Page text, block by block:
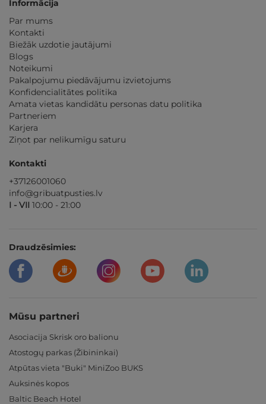
Informācija
Par mums
Kontakti
Biežāk uzdotie jautājumi
Blogs
Noteikumi
Pakalpojumu piedāvājumu izvietojums
Konfidencialitātes politika
Amata vietas kandidātu personas datu politika
Partneriem
Karjera
Ziņot par nelikumīgu saturu
Kontakti
+37126001060
info@gribuatpusties.lv
I - VII 10:00 - 21:00
Draudzēsimies:
Mūsu partneri
Asociacija Skrisk oro balionu
Atostogų parkas (Žibininkai)
Atpūtas vieta "Buki" MiniZoo BUKS
Auksinės kopos
Baltic Beach Hotel